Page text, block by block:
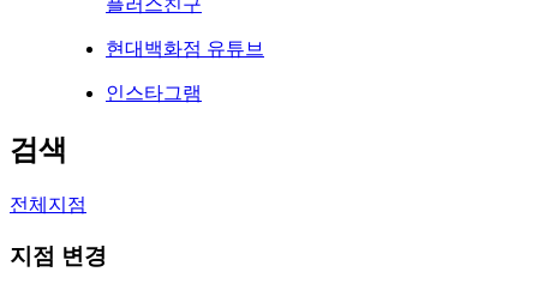
플러스친구
현대백화점 유튜브
인스타그램
검색
전체지점
지점 변경